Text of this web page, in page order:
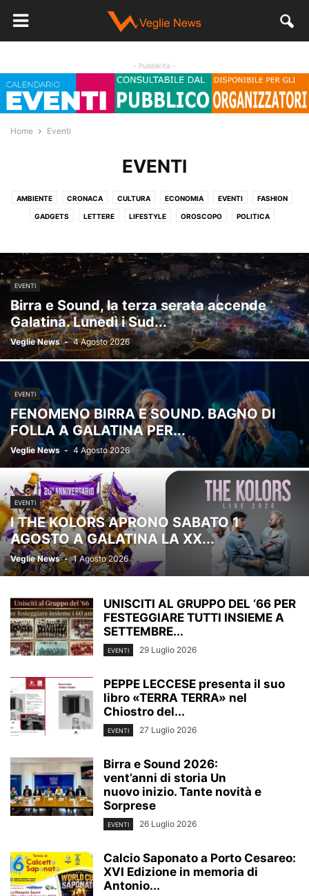
- Pubblicità -
Home Eventi
EVENTI
AMBIENTE CRONACA CULTURA ECONOMIA EVENTI FASHION
GADGETS LETTERE LIFESTYLE OROSCOPO POLITICA
EVENTI
Birra e Sound, la terza serata accende
Galatina. Lunedì i Sud...
Veglie News - 4 Agosto 2026
EVENTI
FENOMENO BIRRA E SOUND. BAGNO DI
FOLLA A GALATINA PER...
Veglie News - 4 Agosto 2026
EVENTI
I THE KOLORS APRONO SABATO 1
AGOSTO A GALATINA LA XX...
Veglie News - 1 Agosto 2026
UNISCITI AL GRUPPO DEL ‘66 PER
FESTEGGIARE TUTTI INSIEME A
SETTEMBRE...
EVENTI 29 Luglio 2026
PEPPE LECCESE presenta il suo
libro «TERRA TERRA» nel
Chiostro del...
EVENTI 27 Luglio 2026
Birra e Sound 2026:
vent’anni di storia Un
nuovo inizio. Tante novità e
Sorprese
EVENTI 26 Luglio 2026
Calcio Saponato a Porto Cesareo:
XVI Edizione in memoria di
Antonio...